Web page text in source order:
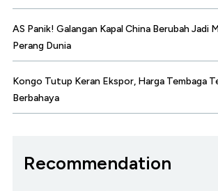
AS Panik! Galangan Kapal China Berubah Jadi
Perang Dunia
Kongo Tutup Keran Ekspor, Harga Tembaga
Berbahaya
Recommendation